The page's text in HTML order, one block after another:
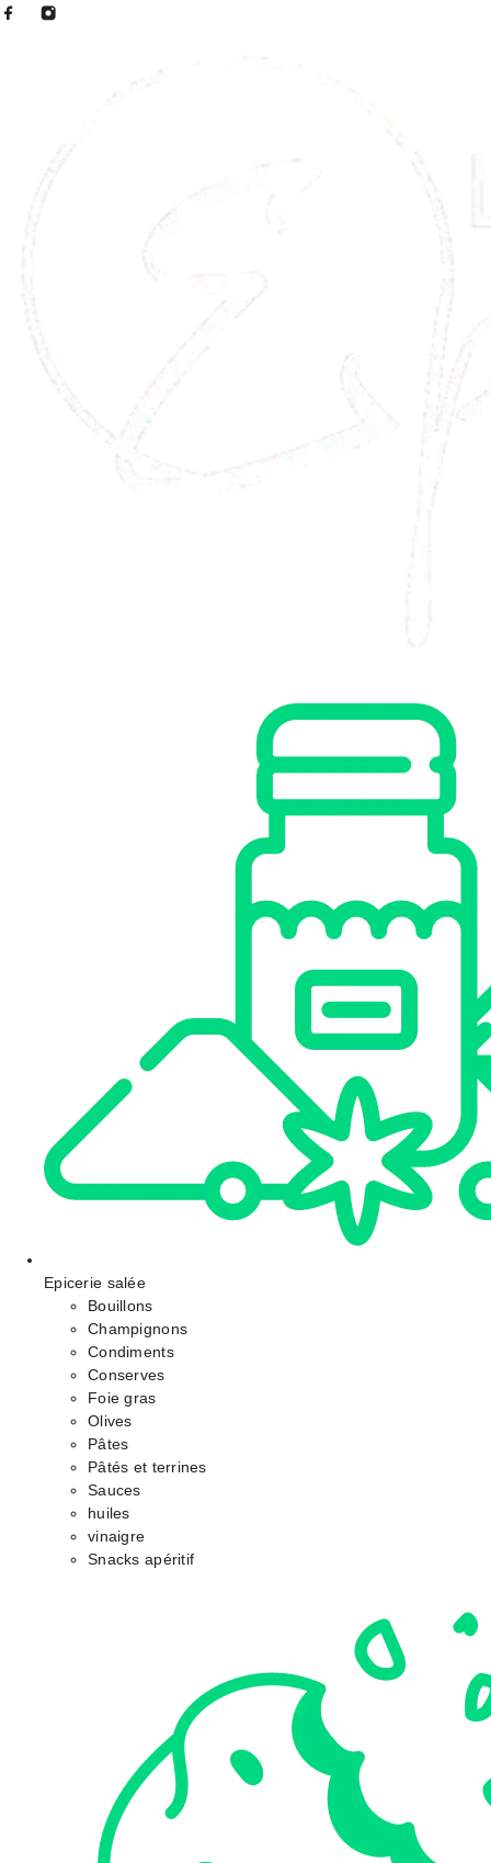
Epicerie salée
Bouillons
Champignons
Condiments
Conserves
Foie gras
Olives
Pâtes
Pâtés et terrines
Sauces
huiles
vinaigre
Snacks apéritif